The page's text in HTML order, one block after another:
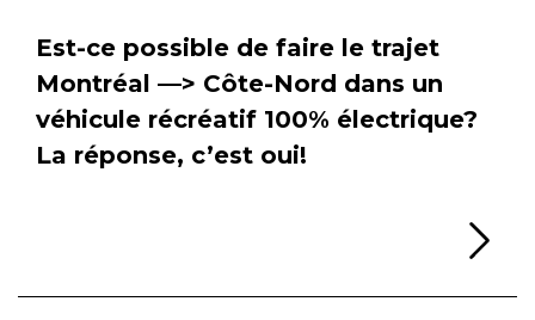
Est-ce possible de faire le trajet
Montréal —> Côte-Nord dans un
véhicule récréatif 100% électrique?
La réponse, c’est oui!